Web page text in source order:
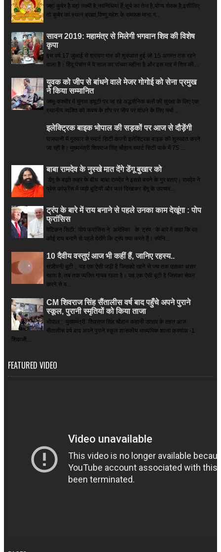
जहां कुबेर है­ वहां लक्ष्मी है,नवनिधियां हैं,सूर्य का तेज है,योग्य सेवक है,इसीलिए
तो कुबेर का स्थान ब्रह्मा,विष्णु,महेश के समकक्ष माना ग...
सावन 2019: महामंत्र से मिलेगी भगवान शिव की विशेष
कृपा
इस वर्ष 17 जुलाई से श्रावण माह की शुरुआत हुई जो 15 अगस्त तक रहने
वाला है। हिंदू पंचांग में ये साल का पांचवा महीना है और इस माह में शिव की...
युवक को जीप से बांधने वाले मेजर गोगोई को सेना प्रमुख
ने किया सम्‍मानित
जम्मू-कश्मीर में चुनाव ड्यूटी पर जा रहे अद्धसैनिक बलों की सुरक्षा के लिए एक
स्थानीय व्यक्ति को कवच के तौर पर जीप पर बांधने के लिए चर्चा ...
इलेक्ट्रिक बाइक भोपाल की सड़कों पर आज से दौड़ेंगी
राजधानी में गुरुवार से स्मार्ट सिटी कंपनी इलेक्ट्रिक बाइक की शुरुआत करने
जा रही है। मुख्यमंत्री शिवराज सिंह चौहान स्मार्ट सिटी पार्क में 75 ...
बाबा रामदेव के नुस्खे मात देंगे डेंगू बुखार को
डेंगू के बढ़ते कहर के बीच बाबा रामदेव ने इससे बचने के गुर बताए। रामदेव ने
प्रेस कांफ्रेंस में जड़ी बूटियों और फल दिखाकर डेंगू के उपचार...
ट्रंप के बारे में राय बनाने से पहले उनका काम देखूंगा : पोप
फ्रांसिस
वेटिकन सिटी: पोप फ्रांसिस ने अमेरिका के ट्रंप के बारे में कहा कि वह
कोई राय बनाने से पहले देखेंगे कि ट्रंप क्या करते हैं। स्पेनि...
10 दैवीय वस्तुएं आज भी कहीं हैं, जानिए रहस्य..
संजीवनी बूटी : यह एक ऐसी जड़ी है जिसको खाने से जब तक उसका असर
रहता है, तब तक व्यक्ति गायब रहता है। यह एक ऐसी बूटी है जिसका सेवन
करने से व...
CM शिवराज सिंह सैंतालीस वर्ष बाद पहुँचे अपने पुराने
स्कूल, पुरानी स्मृतियों को किया ताजा
भोपाल : मुख्यमंत्री शिवराज सिंह चौहान कहानी उत्सव के तहत आज
सैंतालीस वर्ष बाद अपने पुराने स्कूल शासकीय माध्यमिक शाला क्रमांक -1
शिवाजी...
FEATURED VIDEO